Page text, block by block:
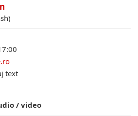
text
/ video